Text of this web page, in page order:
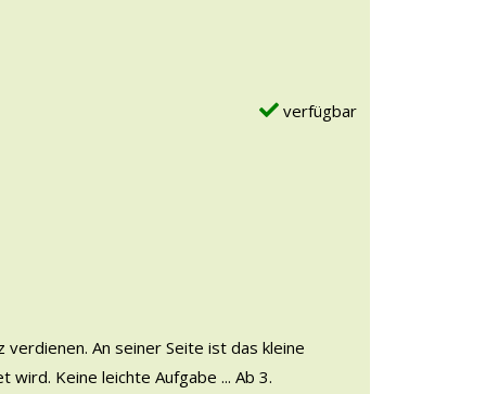
verfügbar
An seiner Seite ist das kleine
Keine leichte Aufgabe ... Ab 3.